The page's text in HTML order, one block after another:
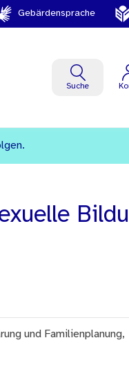
Gebärdensprache
Suche
und Familienplanung,